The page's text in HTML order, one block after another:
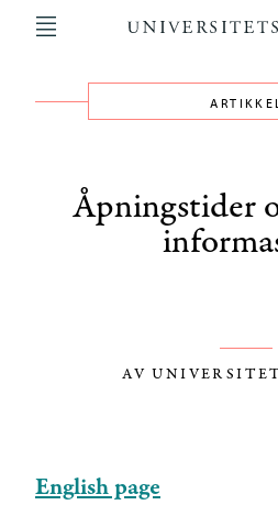
hovedinnhold
Main
navigation
Åpningstider
AV
English page